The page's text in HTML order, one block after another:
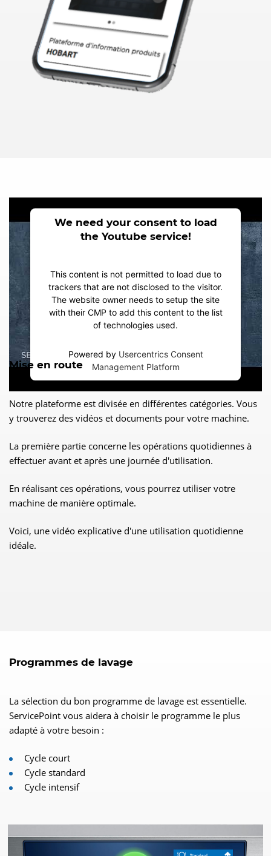
We need your consent to load
the Youtube service!
This content is not permitted to load due to
trackers that are not disclosed to the visitor.
The website owner needs to setup the site
with their CMP to add this content to the list
of technologies used.
Powered by Usercentrics Consent
Management Platform
Mise en route
Notre plateforme est divisée en différentes catégories. Vous
y trouverez des vidéos et documents pour votre machine.
La première partie concerne les opérations quotidiennes à
effectuer avant et après une journée d'utilisation.
En réalisant ces opérations, vous pourrez utiliser votre
machine de manière optimale.
Voici, une vidéo explicative d'une utilisation quotidienne
idéale.
Programmes de lavage
La sélection du bon programme de lavage est essentielle.
ServicePoint vous aidera à choisir le programme le plus
adapté à votre besoin :
Cycle court
Cycle standard
Cycle intensif